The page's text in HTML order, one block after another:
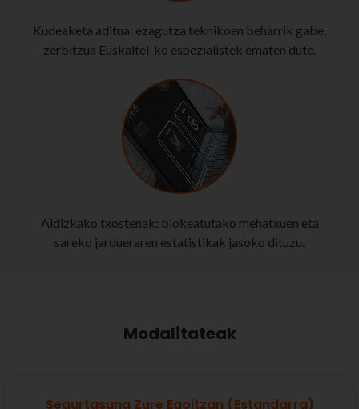
Kudeaketa aditua: ezagutza teknikoen beharrik gabe,
zerbitzua Euskaltel-ko espezialistek ematen dute.
Aldizkako txostenak: blokeatutako mehatxuen eta
sareko jardueraren estatistikak jasoko dituzu.
Modalitateak
Segurtasuna Zure Egoitzan (Estandarra)